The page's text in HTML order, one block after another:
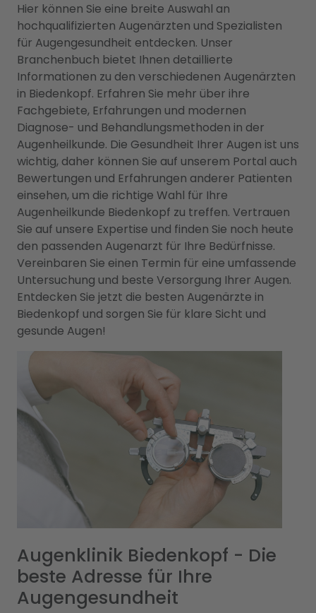
Hier können Sie eine breite Auswahl an
hochqualifizierten Augenärzten und Spezialisten
für Augengesundheit entdecken. Unser
Branchenbuch bietet Ihnen detaillierte
Informationen zu den verschiedenen Augenärzten
in Biedenkopf. Erfahren Sie mehr über ihre
Fachgebiete, Erfahrungen und modernen
Diagnose- und Behandlungsmethoden in der
Augenheilkunde. Die Gesundheit Ihrer Augen ist uns
wichtig, daher können Sie auf unserem Portal auch
Bewertungen und Erfahrungen anderer Patienten
einsehen, um die richtige Wahl für Ihre
Augenheilkunde Biedenkopf zu treffen. Vertrauen
Sie auf unsere Expertise und finden Sie noch heute
den passenden Augenarzt für Ihre Bedürfnisse.
Vereinbaren Sie einen Termin für eine umfassende
Untersuchung und beste Versorgung Ihrer Augen.
Entdecken Sie jetzt die besten Augenärzte in
Biedenkopf und sorgen Sie für klare Sicht und
gesunde Augen!
Augenklinik Biedenkopf - Die
beste Adresse für Ihre
Augengesundheit